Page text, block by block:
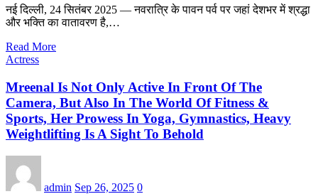
नई दिल्ली, 24 सितंबर 2025 — नवरात्रि के पावन पर्व पर जहां देशभर में श्रद्धा
और भक्ति का वातावरण है,…
Read More
Actress
Mreenal Is Not Only Active In Front Of The
Camera, But Also In The World Of Fitness &
Sports, Her Prowess In Yoga, Gymnastics, Heavy
Weightlifting Is A Sight To Behold
admin Sep 26, 2025 0